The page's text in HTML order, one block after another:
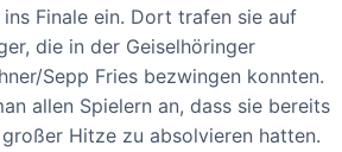
Finale ein. Dort trafen sie auf
die in der Geiselhöringer
Sepp Fries bezwingen konnten.
allen Spielern an, dass sie bereits
Hitze zu absolvieren hatten.